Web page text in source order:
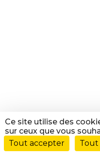
Ce site utilise des
sur ceux que vous
Tout accepter